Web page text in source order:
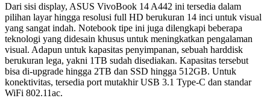
Dari sisi display, ASUS VivoBook 14 A442 ini tersedia dalam
pilihan layar hingga resolusi full HD berukuran 14 inci untuk visual
yang sangat indah. Notebook tipe ini juga dilengkapi beberapa
teknologi yang didesain khusus untuk meningkatkan pengalaman
visual. Adapun untuk kapasitas penyimpanan, sebuah harddisk
berukuran lega, yakni 1TB sudah disediakan. Kapasitas tersebut
bisa di-upgrade hingga 2TB dan SSD hingga 512GB. Untuk
konektivitas, tersedia port mutakhir USB 3.1 Type-C dan standar
WiFi 802.11ac.